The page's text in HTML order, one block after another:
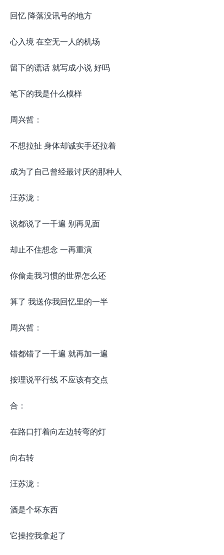
回忆 降落没讯号的地方
心入境 在空无一人的机场
留下的谎话 就写成小说 好吗
笔下的我是什么模样
周兴哲：
不想拉扯 身体却诚实手还拉着
成为了自己曾经最讨厌的那种人
汪苏泷：
说都说了一千遍 别再见面
却止不住想念 一再重演
你偷走我习惯的世界怎么还
算了 我送你我回忆里的一半
周兴哲：
错都错了一千遍 就再加一遍
按理说平行线 不应该有交点
合：
在路口打着向左边转弯的灯
向右转
汪苏泷：
酒是个坏东西
它操控我拿起了